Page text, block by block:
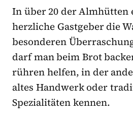
In über 20 der Almhütten
herzliche Gastgeber die
besonderen
darf man beim Brot
rühren helfen, in der
altes Handwerk oder
Spezialitäten kennen.